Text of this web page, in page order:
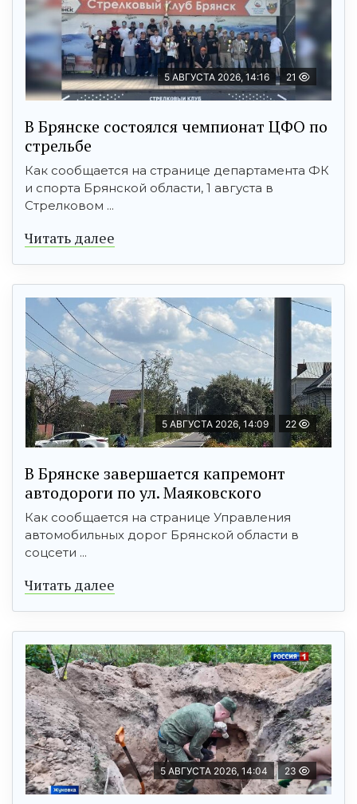
5 АВГУСТА 2026, 14:16 21
В Брянске состоялся чемпионат ЦФО по
стрельбе
Как сообщается на странице департамента ФК
и спорта Брянской области, 1 августа в
Стрелковом ...
Читать далее
5 АВГУСТА 2026, 14:09 22
В Брянске завершается капремонт
автодороги по ул. Маяковского
Как сообщается на странице Управления
автомобильных дорог Брянской области в
соцсети ...
Читать далее
5 АВГУСТА 2026, 14:04 23